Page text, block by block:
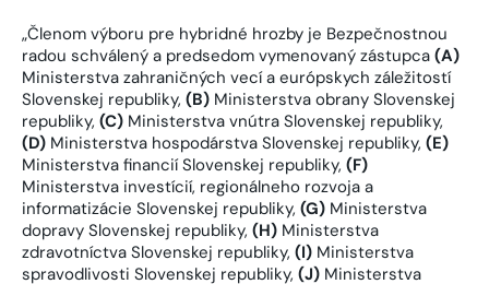
„Členom výboru pre hybridné hrozby je Bezpečnostnou
radou schválený a predsedom vymenovaný zástupca (A)
Ministerstva zahraničných vecí a európskych záležitostí
Slovenskej republiky, (B) Ministerstva obrany Slovenskej
republiky, (C) Ministerstva vnútra Slovenskej republiky,
(D) Ministerstva hospodárstva Slovenskej republiky, (E)
Ministerstva financií Slovenskej republiky, (F)
Ministerstva investícií, regionálneho rozvoja a
informatizácie Slovenskej republiky, (G) Ministerstva
dopravy Slovenskej republiky, (H) Ministerstva
zdravotníctva Slovenskej republiky, (I) Ministerstva
spravodlivosti Slovenskej republiky, (J) Ministerstva